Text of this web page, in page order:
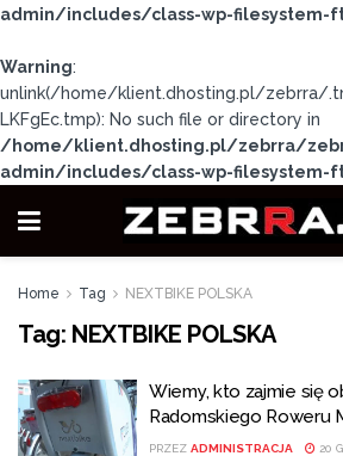
admin/includes/class-wp-filesystem-
Warning:
unlink(/home/klient.dhosting.pl/zebrra/
LKFgEc.tmp): No such file or directory in
/home/klient.dhosting.pl/zebrra/
admin/includes/class-wp-filesystem-
Home Tag NEXTBIKE POLSKA
Tag: NEXTBIKE POLSKA
Wiemy, kto zajmie się
Radomskiego Roweru
PRZEZ ADMINISTRACJA 20